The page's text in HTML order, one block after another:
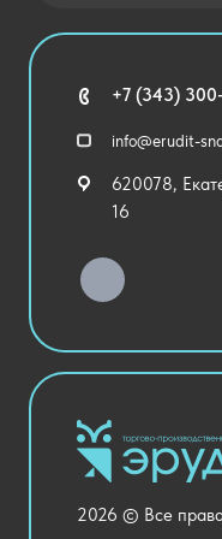
Технические
Спортивный зал
Уличное
Хозяйственные
Столовая и
Оснащение
Медицинский
Национальные
+7 (343)
info@erudit-
620078,
16
2026 © Все